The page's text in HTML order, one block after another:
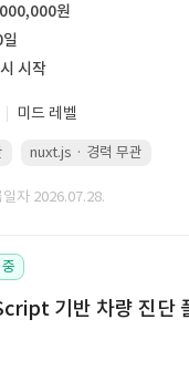
원
시작
미드 레벨
nuxt.js · 경력 무관
자 2026.07.28.
기반 차량 진단